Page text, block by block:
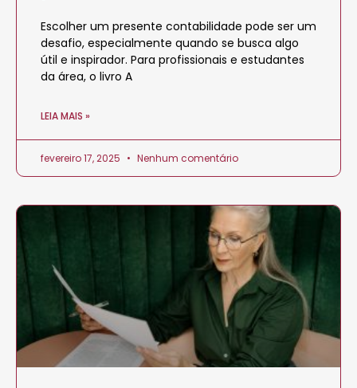
Escolher um presente contabilidade pode ser um
desafio, especialmente quando se busca algo
útil e inspirador. Para profissionais e estudantes
da área, o livro A
LEIA MAIS »
fevereiro 17, 2025 Nenhum comentário